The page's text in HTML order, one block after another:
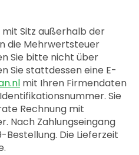
Sitz außerhalb der
die Mehrwertsteuer
Sie bitte nicht über
Sie stattdessen eine E-
mit Ihren Firmendaten
Sie
Rechnung mit
Nach Zahlungseingang
Die Lieferzeit